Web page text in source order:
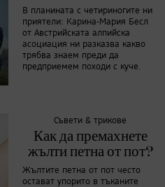
В планината с четириногите ни
приятели: Карина-Мария Бесл
от Австрийската алпийска
асоциация ни разказва какво
трябва знаем преди да
предприемем походи с куче.
Съвети & трикове
Как да премахнете
жълти петна от пот?
Жълтите петна от пот често
остават упорито в тъканите